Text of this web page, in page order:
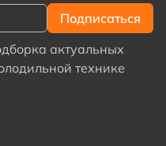
актуальных
технике